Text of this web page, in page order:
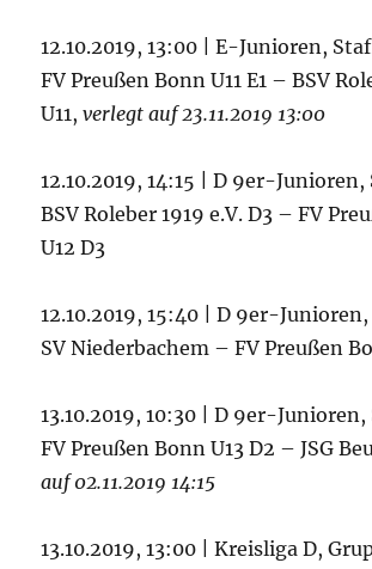
12.10.2019, 13:00 | E-Junioren,
FV Preußen Bonn U11 E1 – BSV
U11,verlegt auf 23.11.2019 13:00
12.10.2019, 14:15 | D 9er-
BSV Roleber 1919 e.V. D3 – FV
U12 D3
12.10.2019, 15:40 | D 9er-
SV Niederbachem – FV Preußen
13.10.2019, 10:30 | D 9er-
FV Preußen Bonn U13 D2 – JSG
auf 02.11.2019 14:15
13.10.2019, 13:00 | Kreisliga D,